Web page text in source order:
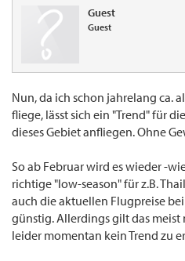
Guest
Guest
Nun, da ich schon jahrelang ca.
fliege, lässt sich ein "Trend" für
dieses Gebiet anfliegen. Ohne
So ab Februar wird es wieder -
richtige "low-season" für z.B.
auch die aktuellen Flugpreise
günstig. Allerdings gilt das meist
leider momentan kein Trend zu